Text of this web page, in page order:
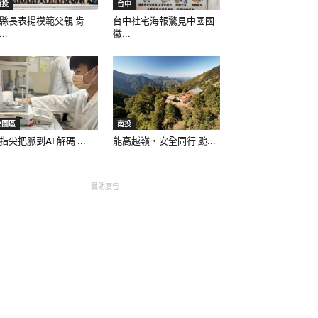
長表揚模範父親 肯
台中
台中社宅海報驚見中國國
徽...
區
尖把脈到AI 解碼 ...
南投
能高越嶺‧安全同行 颱...
- 贊助廣告 -